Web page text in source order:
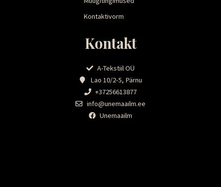
Kontaktivorm
Kontakt
A-Tekstiil OÜ
Lao 10/2-5, Pärnu
+37256613877
info@unemaailm.ee
Unemaailm